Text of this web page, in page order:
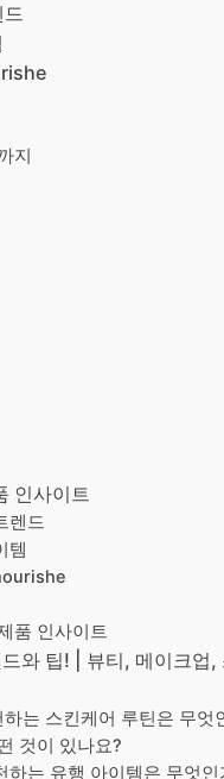
지
인사이트
렌드
템
품 인사이트
와 팁! | 뷰티, 메이크업
는 스킨케어 루틴은 무엇
것이 있나요?
는 유행 아이템은 무엇인